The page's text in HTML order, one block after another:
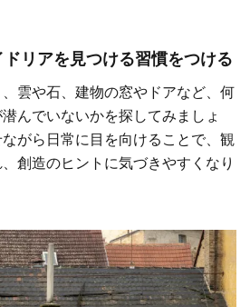
リアを見つける習慣をつける
雲や石、建物の窓やドアなど、何
んでいないかを探してみましょ
がら日常に目を向けることで、観
創造のヒントに気づきやすくなり